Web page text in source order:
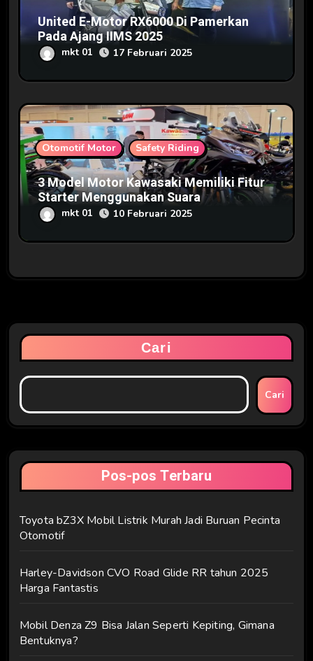
United E-Motor RX6000 Di Pamerkan
Pada Ajang IIMS 2025
mkt 01 17 Februari 2025
Otomotif Motor Safety Riding
3 Model Motor Kawasaki Memiliki Fitur
Starter Menggunakan Suara
mkt 01 10 Februari 2025
Cari
Cari
Pos-pos Terbaru
Toyota bZ3X Mobil Listrik Murah Jadi Buruan Pecinta
Otomotif
Harley-Davidson CVO Road Glide RR tahun 2025
Harga Fantastis
Mobil Denza Z9 Bisa Jalan Seperti Kepiting, Gimana
Bentuknya?